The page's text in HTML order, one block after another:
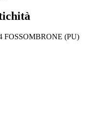
FOSSOMBRONE (PU)